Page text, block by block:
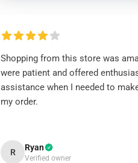
Shopping from this store was
were patient and offered
assistance when I needed to
my order.
R Ryan
Verified owner